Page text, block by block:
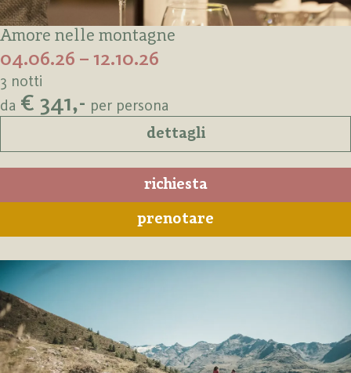
Amore nelle montagne
04.06.26 – 12.10.26
3 notti
da € 341,- per persona
dettagli
richiesta
prenotare